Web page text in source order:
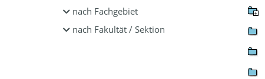
nach Fachgebiet
nach Fakultät / Sektion